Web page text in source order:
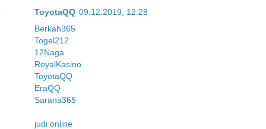
ToyotaQQ 09.12.2019, 12:28
Berkah365
Togel212
12Naga
RoyalKasino
ToyotaQQ
EraQQ
Sarana365
judi online